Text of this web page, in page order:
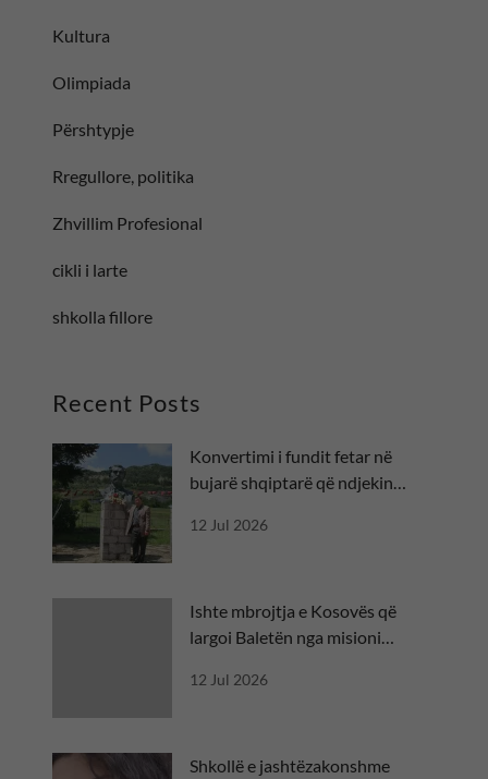
Kultura
Olimpiada
Përshtypje
Rregullore, politika
Zhvillim Profesional
cikli i larte
shkolla fillore
Recent Posts
Konvertimi i fundit fetar në
bujarë shqiptarë që ndjekin
12 Jul 2026
Ishte mbrojtja e Kosovës që
largoi Baletën nga misioni
12 Jul 2026
Shkollë e jashtëzakonshme